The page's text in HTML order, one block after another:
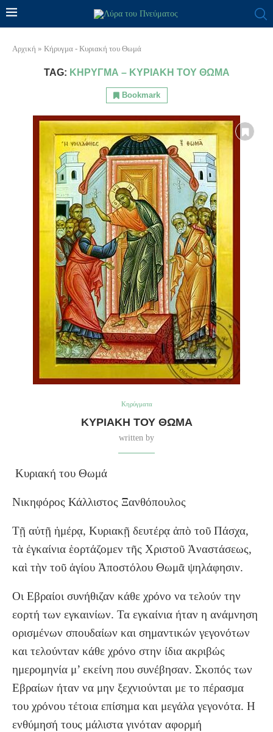
Αρχική » Κήρυγμα - Κυριακή του Θωμά
TAG: ΚΉΡΥΓΜΑ – ΚΥΡΙΑΚΉ ΤΟΥ ΘΩΜΆ
Bookmark
Κηρύγματα
ΚΥΡΙΑΚΉ ΤΟΥ ΘΩΜΆ
written by
Κυριακή του Θωμά
Νικηφόρος Κάλλιστος Ξανθόπουλος
Τῇ αὐτῇ ἡμέρᾳ, Κυριακῇ δευτέρᾳ ἀπὸ τοῦ Πάσχα,
τὰ ἐγκαίνια ἑορτάζομεν τῆς Χριστοῦ Ἀναστάσεως,
καὶ τὴν τοῦ ἁγίου Ἀποστόλου Θωμᾶ ψηλάφησιν.
Οι Εβραίοι συνήθιζαν κάθε χρόνο να τελούν την
εορτή των εγκαινίων. Τα εγκαίνια ήταν η ανάμνηση
ορισμένων σπουδαίων και σημαντικών γεγονότων
και τελούνταν κάθε χρόνο στην ίδια ακριβώς
ημερομηνία μ’ εκείνη που συνέβησαν. Σκοπός των
Εβραίων ήταν να μην ξεχνιούνται με το πέρασμα
του χρόνου τέτοια επίσημα και μεγάλα γεγονότα. Η
ενθύμησή τους μάλιστα γινόταν αφορμή